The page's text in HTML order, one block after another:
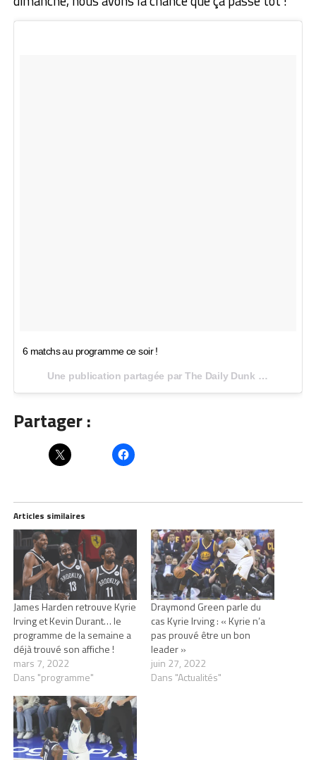
6 matchs au programme ce soir !
Une publication partagée par The Daily Dunk (@thedailydunk) le
Partager :
Articles similaires
James Harden retrouve Kyrie
Irving et Kevin Durant… le
programme de la semaine a
déjà trouvé son affiche !
mars 7, 2022
Dans "programme"
Draymond Green parle du
cas Kyrie Irving : « Kyrie n’a
pas prouvé être un bon
leader »
juin 27, 2022
Dans "Actualités"